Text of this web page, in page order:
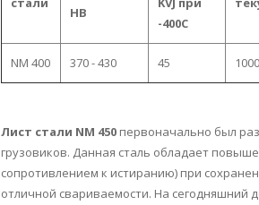
HB
-400C
NM 400 370 - 430 45
Лист стали NM 450 первоначально был
грузовиков. Данная сталь обладает
сопротивлением к истиранию) при
отличной свариваемости. На сегодняшний